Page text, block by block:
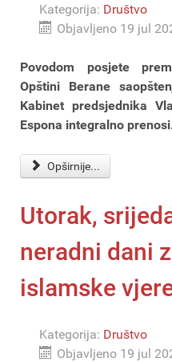
Kategorija: Društvo
Objavljeno 19 jul
Povodom posjete
Opštini Berane
Kabinet predsjednika
Espona integralno
Opširnije...
Utorak,
neradni dani
islamske
Kategorija: Društvo
Objavljeno 19 jul